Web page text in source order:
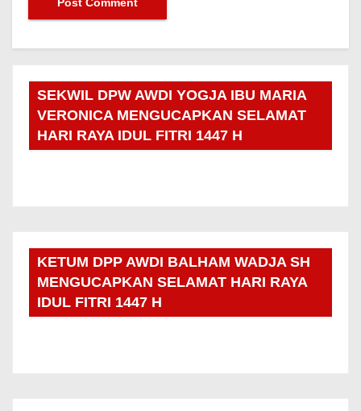
SEKWIL DPW AWDI YOGJA IBU MARIA
VERONICA MENGUCAPKAN SELAMAT
HARI RAYA IDUL FITRI 1447 H
KETUM DPP AWDI BALHAM WADJA SH
MENGUCAPKAN SELAMAT HARI RAYA
IDUL FITRI 1447 H